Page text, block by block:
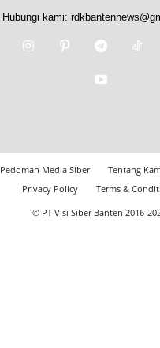
Hubungi kami:
Pedoman Media Siber Tentang
Privacy Policy
Terms &
© PT Visi Siber Banten 2016-